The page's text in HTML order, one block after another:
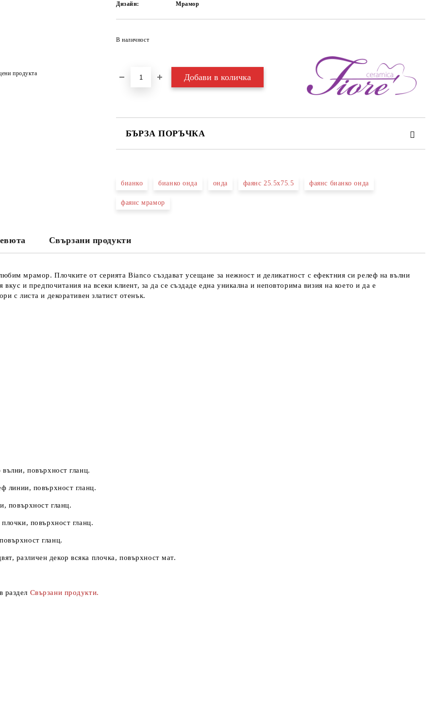
Дизайн:
Мрамор
В наличност
БЪРЗА ПОРЪЧКА
Съгласен съм с
бианко бианко онда онда фаянс 25.5х75.5 фаянс бианко онда
фаянс мрамор
продукта
Свързани продукти
мрамор. Плочките от серията Bianco създават усещане за нежност и деликатност с ефектния си релеф на вълни
и предпочитания на всеки клиент, за да се създаде една уникална и неповторима визия на което и да е
с листа и декоративен златист отенък.
повърхност гланц.
линии, повърхност гланц.
повърхност гланц.
повърхност гланц.
гланц.
различен декор всяка плочка, повърхност мат.
раздел Свързани продукти.